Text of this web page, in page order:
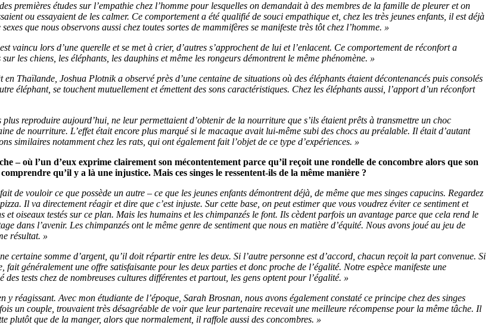
premières études sur l’empathie chez l’homme pour lesquelles on demandait à des membres de la famille de pleurer et on
ou essayaient de les calmer. Ce comportement a été qualifié de souci empathique et, chez les très jeunes enfants, il est déjà
que nous observons aussi chez toutes sortes de mammifères se manifeste très tôt chez l’homme. »
vaincu lors d’une querelle et se met à crier, d’autres s’approchent de lui et l’enlacent. Ce comportement de réconfort a
les chiens, les éléphants, les dauphins et même les rongeurs démontrent le même phénomène. »
Thaïlande, Joshua Plotnik a observé près d’une centaine de situations où des éléphants étaient décontenancés puis consolés
éléphant, se touchent mutuellement et émettent des sons caractéristiques. Chez les éléphants aussi, l’apport d’un réconfort
reproduire aujourd’hui, ne leur permettaient d’obtenir de la nourriture que s’ils étaient prêts à transmettre un choc
de nourriture. L’effet était encore plus marqué si le macaque avait lui-même subi des chocs au préalable. Il était d’autant
similaires notamment chez les rats, qui ont également fait l’objet de ce type d’expériences. »
– où l’un d’eux exprime clairement son mécontentement parce qu’il reçoit une rondelle de concombre alors que son
qu’il y a là une injustice. Mais ces singes le ressentent-ils de la même manière ?
de vouloir ce que possède un autre – ce que les jeunes enfants démontrent déjà, de même que mes singes capucins. Regardez
Il va directement réagir et dire que c’est injuste. Sur cette base, on peut estimer que vous voudrez éviter ce sentiment et
et oiseaux testés sur ce plan. Mais les humains et les chimpanzés le font. Ils cèdent parfois un avantage parce que cela rend le
dans l’avenir. Les chimpanzés ont le même genre de sentiment que nous en matière d’équité. Nous avons joué au jeu de
résultat. »
somme d’argent, qu’il doit répartir entre les deux. Si l’autre personne est d’accord, chacun reçoit la part convenue. Si
généralement une offre satisfaisante pour les deux parties et donc proche de l’égalité. Notre espèce manifeste une
tests chez de nombreuses cultures différentes et partout, les gens optent pour l’égalité. »
réagissant. Avec mon étudiante de l’époque, Sarah Brosnan, nous avons également constaté ce principe chez des singes
un couple, trouvaient très désagréable de voir que leur partenaire recevait une meilleure récompense pour la même tâche. Il
plutôt que de la manger, alors que normalement, il raffole aussi des concombres. »